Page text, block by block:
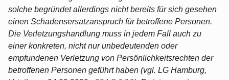
solche begründet allerdings nicht bereits für sich gesehen
einen Schadensersatzanspruch für betroffene Personen.
Die Verletzungshandlung muss in jedem Fall auch zu
einer konkreten, nicht nur unbedeutenden oder
empfundenen Verletzung von Persönlichkeitsrechten der
betroffenen Personen geführt haben (vgl. LG Hamburg,